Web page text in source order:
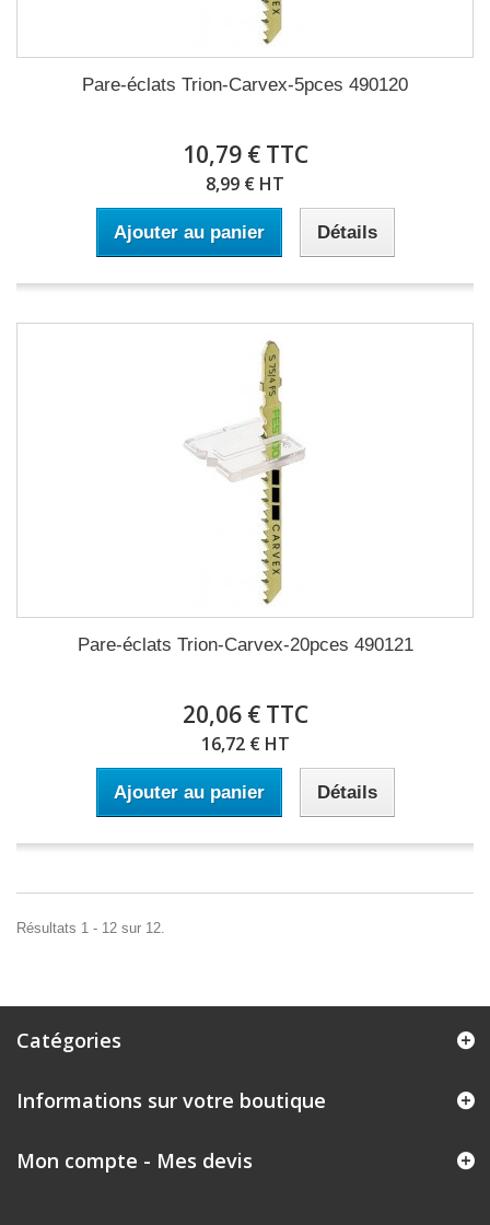
Pare-éclats Trion-Carvex-5pces 490120
10,79 € TTC
8,99 € HT
Ajouter au panier Détails
Pare-éclats Trion-Carvex-20pces 490121
20,06 € TTC
16,72 € HT
Ajouter au panier Détails
Résultats 1 - 12 sur 12.
Catégories
Informations sur votre boutique
Mon compte - Mes devis